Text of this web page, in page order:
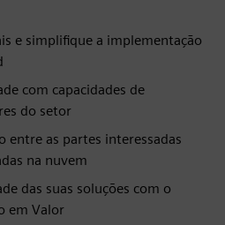
e simplifique a implementação
com capacidades de
do setor
entre as partes interessadas
na nuvem
das suas soluções com o
em Valor